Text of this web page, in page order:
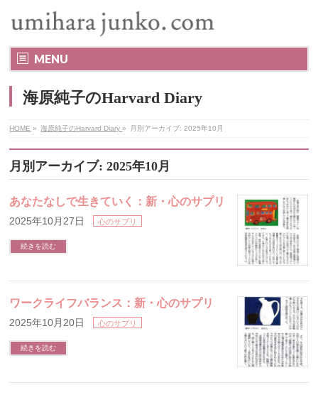
MENU
海原純子のHarvard Diary
HOME » 海原純子のHarvard Diary» 月別アーカイブ: 2025年10月
月別アーカイブ: 2025年10月
あなたなしで生きていく：新・心のサプリ
2025年10月27日 心のサプリ
続きを読む
ワークライフバランス：新・心のサプリ
2025年10月20日 心のサプリ
続きを読む